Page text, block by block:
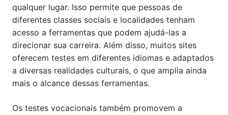
qualquer lugar. Isso permite que pessoas de
diferentes classes sociais e localidades tenham
acesso a ferramentas que podem ajudá-las a
direcionar sua carreira. Além disso, muitos sites
oferecem testes em diferentes idiomas e adaptados
a diversas realidades culturais, o que amplia ainda
mais o alcance dessas ferramentas.
Os testes vocacionais também promovem a